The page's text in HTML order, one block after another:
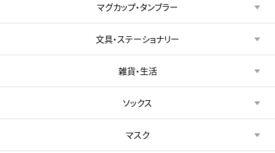
マグカップ・タンブラー
文具・ステーショナリー
雑貨・生活
ソックス
マスク